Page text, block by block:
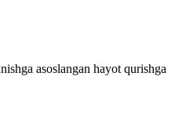
asoslangan hayot qurishga